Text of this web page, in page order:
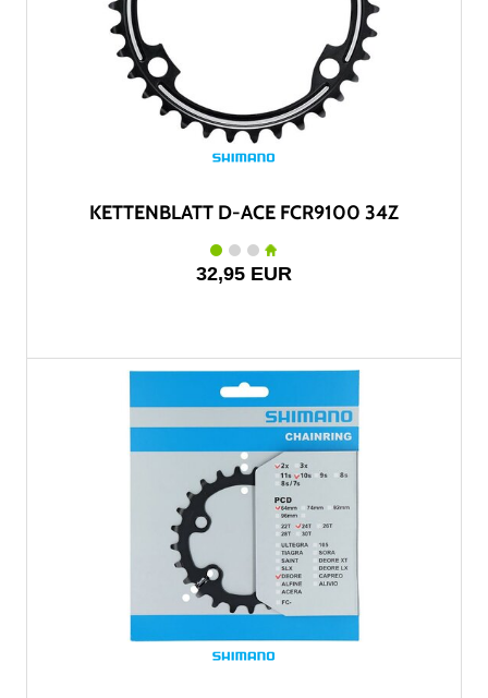
KETTENBLATT D-ACE FCR9100 34Z
32,95 EUR